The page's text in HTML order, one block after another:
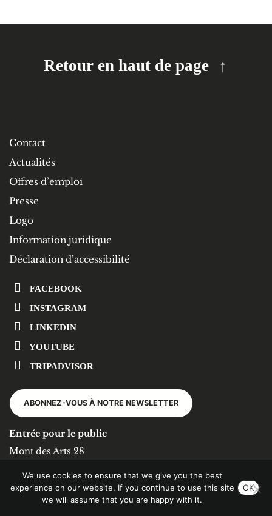
Retour en haut de page
Contact
Actualités
Offres d’emploi
Presse
Logo
Information juridique
Déclaration d’accessibilité
FACEBOOK
INSTAGRAM
LINKEDIN
YOUTUBE
TRIPADVISOR
ABONNEZ-VOUS À NOTRE NEWSLETTER
Entrée pour le public
Mont des Arts 28
+32 (0)2 519 53 11
info@kbr.be
We use cookies to ensure that we give you the best
experience on our website. If you continue to use this site
we will assume that you are happy with it.
OK